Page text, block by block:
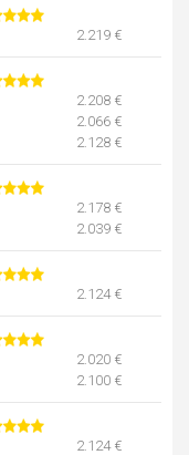
2.219 €
2.208 €
2.066 €
2.128 €
2.178 €
2.039 €
2.124 €
2.020 €
2.100 €
2.124 €